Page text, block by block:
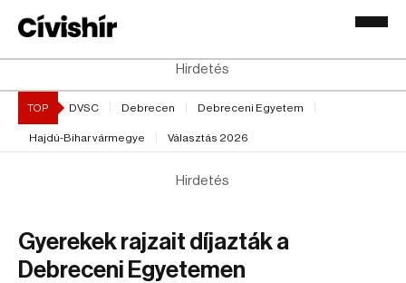
Hirdetés
TOP DVSC Debrecen Debreceni Egyetem
Hajdú-Bihar vármegye Választás 2026
Hirdetés
Gyerekek rajzait díjazták a
Debreceni Egyetemen